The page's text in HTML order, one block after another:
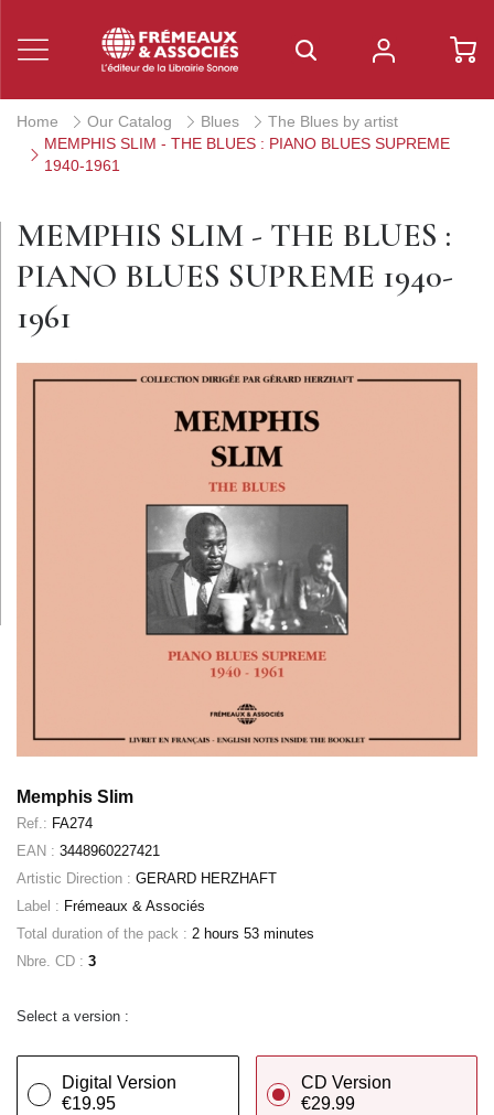
Home Our Catalog Blues
The Blues by artist
MEMPHIS SLIM - THE BLUES : PIANO BLUES SUPREME
1940-1961
MEMPHIS SLIM - THE BLUES :
PIANO BLUES SUPREME 1940-
1961
Memphis Slim
Ref.: FA274
EAN : 3448960227421
Artistic Direction : GERARD HERZHAFT
Label : Frémeaux & Associés
Total duration of the pack : 2 hours 53 minutes
Nbre. CD : 3
Select a version :
Digital Version
€19.95
CD Version
€29.99